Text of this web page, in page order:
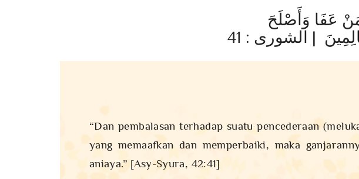
عَفَا وَأَصْلَحَ
| الشورى : 41
“Dan pembalasan terhadap suatu pencederaan
yang memaafkan dan memperbaiki, maka
aniaya.” [Asy-Syura, 42:41]